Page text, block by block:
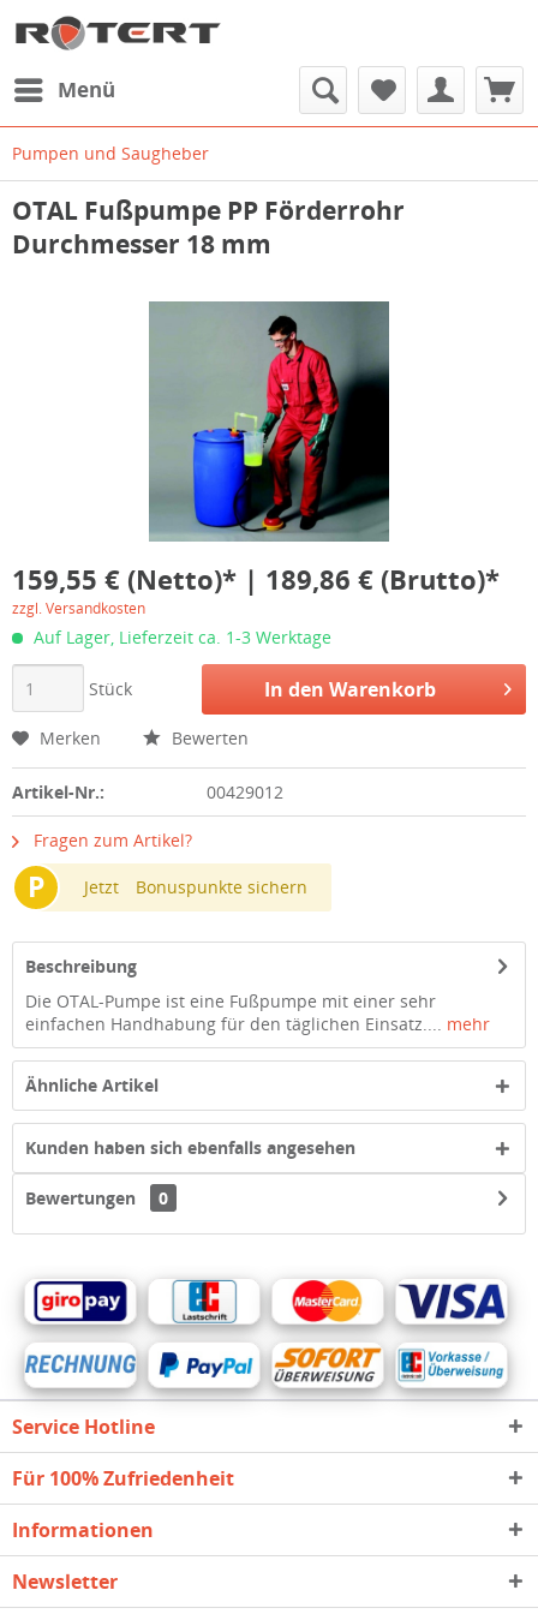
Menü
Pumpen und Saugheber
OTAL Fußpumpe PP Förderrohr
Durchmesser 18 mm
159,55 € (Netto)* | 189,86 € (Brutto)*
zzgl. Versandkosten
Auf Lager, Lieferzeit ca. 1-3 Werktage
Stück In den Warenkorb
Merken Bewerten
Artikel-Nr.: 00429012
Fragen zum Artikel?
P Jetzt Bonuspunkte sichern
Beschreibung
Die OTAL-Pumpe ist eine Fußpumpe mit einer sehr
einfachen Handhabung für den täglichen Einsatz.... mehr
Ähnliche Artikel
Kunden haben sich ebenfalls angesehen
Bewertungen 0
Service Hotline
Für 100% Zufriedenheit
Informationen
Newsletter